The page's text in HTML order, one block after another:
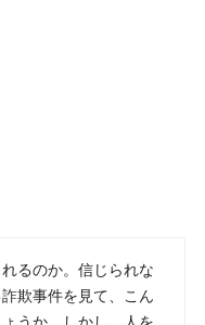
るのか。信じられな
欺事件を見て、こん